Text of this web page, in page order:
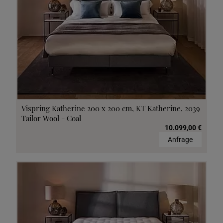
Vispring Katherine 200 x 200 cm, KT Katherine, 2039
Tailor Wool - Coal
10.099,00 €
Anfrage